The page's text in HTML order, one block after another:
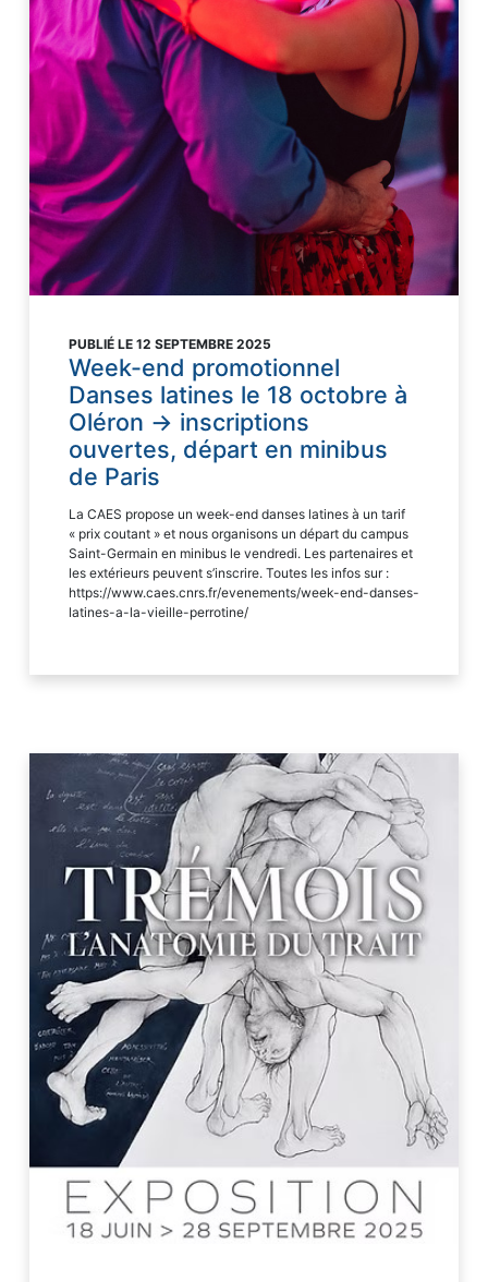
PUBLIÉ LE 12 SEPTEMBRE 2025
Week-end promotionnel
Danses latines le 18 octobre à
Oléron → inscriptions
ouvertes, départ en minibus
de Paris
La CAES propose un week-end danses latines à un tarif
« prix coutant » et nous organisons un départ du campus
Saint-Germain en minibus le vendredi. Les partenaires et
les extérieurs peuvent s’inscrire. Toutes les infos sur :
https://www.caes.cnrs.fr/evenements/week-end-danses-
latines-a-la-vieille-perrotine/